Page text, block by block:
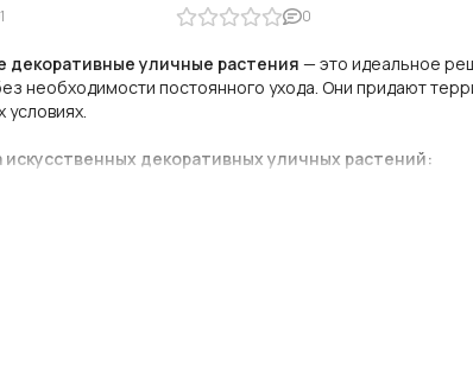
1 0
декоративные уличные растения — это идеальное
необходимости постоянного ухода. Они придают
декоративных уличных растений: